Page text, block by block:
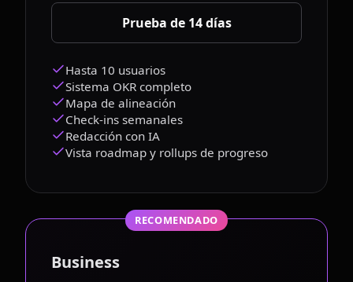
Prueba de 14 días
Hasta 10 usuarios
Sistema OKR completo
Mapa de alineación
Check-ins semanales
Redacción con IA
Vista roadmap y rollups de progreso
RECOMENDADO
Business